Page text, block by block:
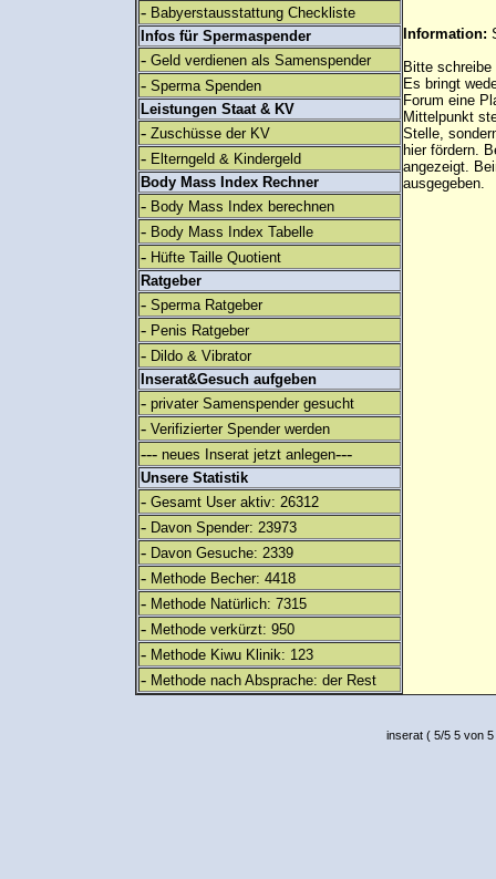
- Babyerstausstattung Checkliste
Infos für Spermaspender
- Geld verdienen als Samenspender
- Sperma Spenden
Leistungen Staat & KV
- Zuschüsse der KV
- Elterngeld & Kindergeld
Body Mass Index Rechner
- Body Mass Index berechnen
- Body Mass Index Tabelle
- Hüfte Taille Quotient
Ratgeber
- Sperma Ratgeber
- Penis Ratgeber
- Dildo & Vibrator
Inserat&Gesuch aufgeben
- privater Samenspender gesucht
- Verifizierter Spender werden
--- neues Inserat jetzt anlegen---
Unsere Statistik
- Gesamt User aktiv: 26312
- Davon Spender: 23973
- Davon Gesuche: 2339
- Methode Becher: 4418
- Methode Natürlich: 7315
- Methode verkürzt: 950
- Methode Kiwu Klinik: 123
- Methode nach Absprache: der Rest
Information:
Bitte
Es bringt
Forum eine
Mittelpunkt
Stelle,
hier fördern.
angezeigt.
ausgegeben.
inserat( 5/5 5 von 5